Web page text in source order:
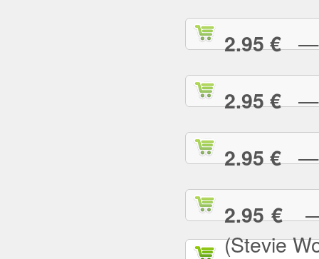
2.95 €—
2.95 €—
2.95 €—
2.95 €—
(Stevie